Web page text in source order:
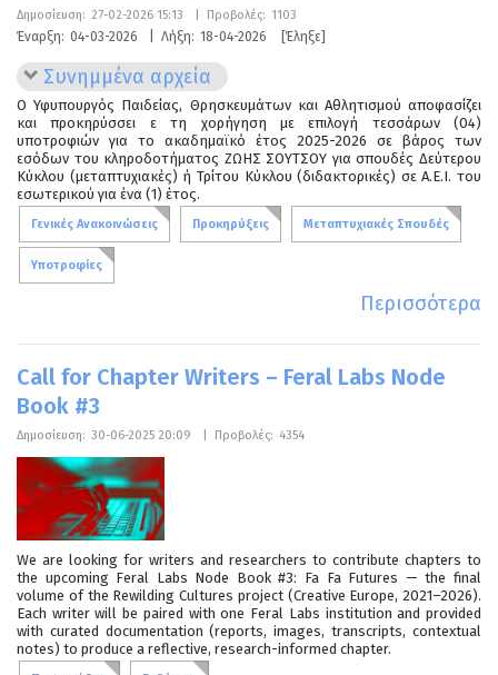
Δημοσίευση: 27-02-2026 15:13 Προβολές: 1103
Έναρξη: 04-03-2026 Λήξη: 18-04-2026 [Έληξε]
Συνημμένα αρχεία
Ο Υφυπουργός Παιδείας, Θρησκευμάτων και Αθλητισμού αποφασίζει
και προκηρύσσει ε τη χορήγηση με επιλογή τεσσάρων (04)
υποτροφιών για το ακαδημαϊκό έτος 2025-2026 σε βάρος των
εσόδων του κληροδοτήματος ΖΩΗΣ ΣΟΥΤΣΟΥ για σπουδές Δεύτερου
Κύκλου (μεταπτυχιακές) ή Τρίτου Κύκλου (διδακτορικές) σε Α.Ε.Ι. του
εσωτερικού για ένα (1) έτος.
Γενικές Ανακοινώσεις Προκηρύξεις Μεταπτυχιακές Σπουδές
Υποτροφίες
Περισσότερα
Call for Chapter Writers – Feral Labs Node
Book #3
Δημοσίευση: 30-06-2025 20:09 Προβολές: 4354
We are looking for writers and researchers to contribute chapters to
the upcoming Feral Labs Node Book #3: Fa Fa Futures — the final
volume of the Rewilding Cultures project (Creative Europe, 2021–2026).
Each writer will be paired with one Feral Labs institution and provided
with curated documentation (reports, images, transcripts, contextual
notes) to produce a reflective, research-informed chapter.